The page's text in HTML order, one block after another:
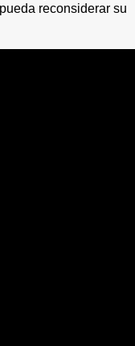
reconsiderar su